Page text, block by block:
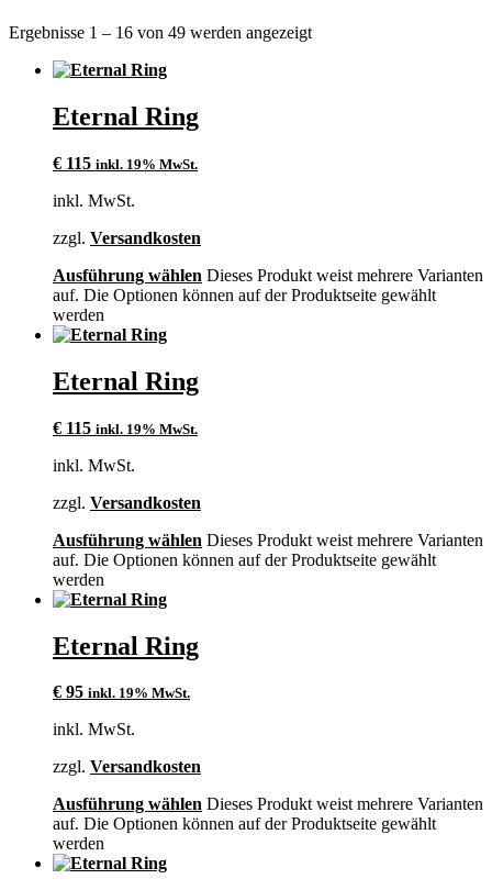
Ergebnisse 1 – 16 von 49 werden angezeigt
Eternal Ring
€ 115 inkl. 19% MwSt.
inkl. MwSt.
zzgl. Versandkosten
Ausführung wählen Dieses Produkt weist mehrere Varianten
auf. Die Optionen können auf der Produktseite gewählt
werden
Eternal Ring
€ 115 inkl. 19% MwSt.
inkl. MwSt.
zzgl. Versandkosten
Ausführung wählen Dieses Produkt weist mehrere Varianten
auf. Die Optionen können auf der Produktseite gewählt
werden
Eternal Ring
€ 95 inkl. 19% MwSt.
inkl. MwSt.
zzgl. Versandkosten
Ausführung wählen Dieses Produkt weist mehrere Varianten
auf. Die Optionen können auf der Produktseite gewählt
werden